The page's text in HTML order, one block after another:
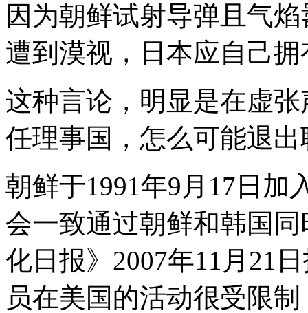
因为朝鲜试射导弹且气
遭到漠视，日本应自己
这种言论，明显是在虚
任理事国，怎么可能退
朝鲜于1991年9月17日加
会一致通过朝鲜和韩国
化日报》2007年11月21
员在美国的活动很受限